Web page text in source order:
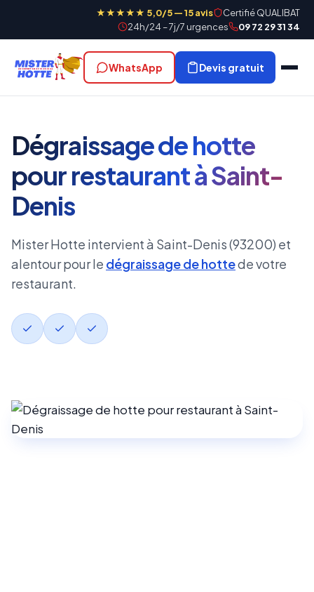
★★★★★ 5,0/5 — 15 avis
Certifié QUALIBAT
24h/24 – 7j/7 urgences
09 72 29 31 34
WhatsApp Devis gratuit
Dégraissage de hotte
pour restaurant à Saint-
Denis
Mister Hotte intervient à Saint-Denis (93200) et
alentour pour le dégraissage de hottede votre
restaurant.